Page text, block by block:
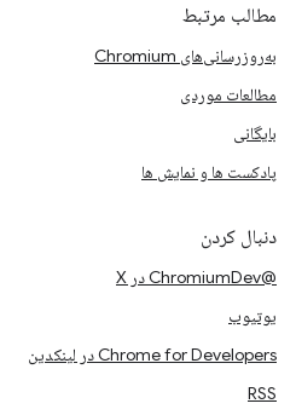
مطالب مرتبط
به‌روزرسانی‌های Chromium
مطالعات موردی
بایگانی
پادکست ها و نمایش ها
دنبال کردن
@ChromiumDev در X
یوتیوب
Chrome for Developers در لینکدین
RSS